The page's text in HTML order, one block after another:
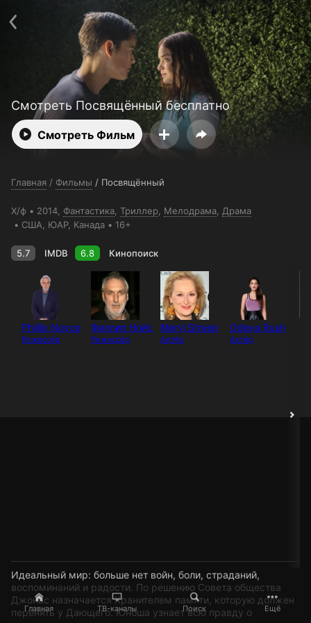
Главная ТВ-каналы Поиск Ещё
Смотреть Посвящённый бесплатно
Смотреть Фильм
Главная / Фильмы / Посвящённый
Х/ф 2014, Фантастика Триллер Мелодрама Драма
США , ЮАР, Канада 16+
5.7 IMDB 6.8 Кинопоиск
Phillip Noyce
Режиссёр
Филлип Нойс
Режиссёр
Meryl Streep
Актёр
Odeya Rush
Актёр
Идеальный мир: больше нет войн, боли, страданий,
воспоминаний и радости. По решению Совета общества
Джонас назначается Хранителем памяти, которую должен
перенять у Дающего. Юноша узнает всю правду о
support@24h.tv
Пользовательское соглашение
Политика конфиденциальности
Для партнёров
Открыть приложение
Ввести промокод
Установить на ТВ
Бесплатные каналы Контакты